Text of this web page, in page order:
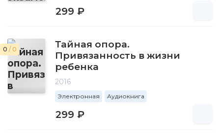
299 ₽
0 / 0
Тайная опора.
Привязанность в жизни
ребенка
2016
Электронная Аудиокнига
299 ₽